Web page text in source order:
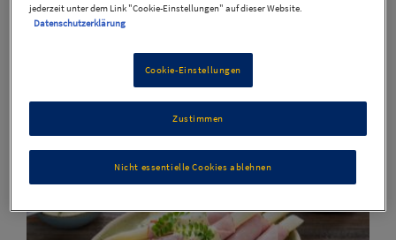
Klassisches Spargelgericht mit Schinken
jederzeit unter dem Link "Cookie-Einstellungen" auf dieser Website.
Datenschutzerklärung
Cookie-Einstellungen
Nicht essentielle Cookies ablehnen
Zustimmen